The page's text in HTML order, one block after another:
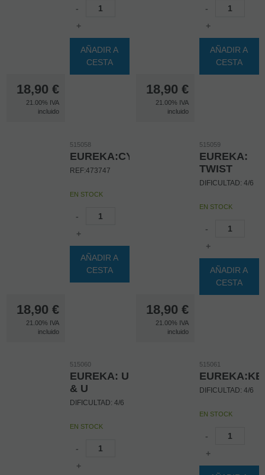
18,90 €
21.00% IVA
incluido
-
+
AÑADIR A
CESTA
18,90 €
21.00% IVA
incluido
-
+
AÑADIR A
CESTA
18,90 €
21.00% IVA
incluido
515058
EUREKA:CYLINDER
REF:473747
EN STOCK
-
+
AÑADIR A
CESTA
18,90 €
21.00% IVA
incluido
515059
EUREKA:
TWIST
DIFICULTAD: 4/6
EN STOCK
-
+
AÑADIR A
CESTA
515060
EUREKA: U
& U
DIFICULTAD: 4/6
EN STOCK
-
+
515061
DIFICULTAD: 4/6
EN STOCK
-
+